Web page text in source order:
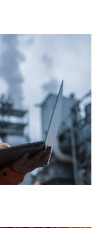
per Ministeri e autorità
completi.